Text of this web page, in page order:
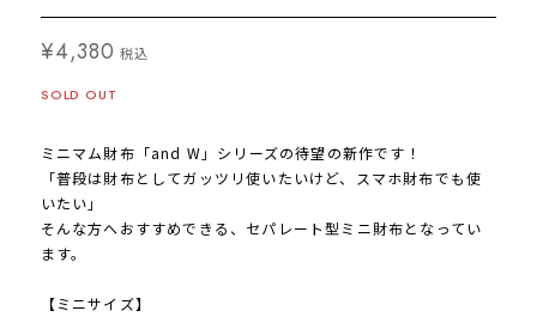
¥4,380 税込
SOLD OUT
ミニマム財布「and W」シリーズの待望の新作です！
「普段は財布としてガッツリ使いたいけど、スマホ財布でも使
いたい」
そんな方へおすすめできる、セパレート型ミニ財布となってい
ます。
【ミニサイズ】